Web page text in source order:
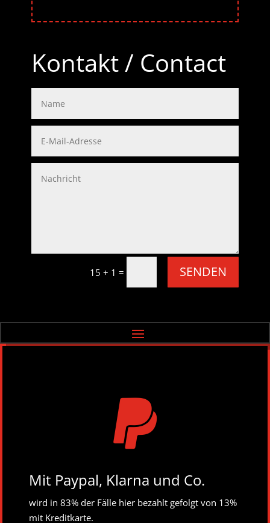
Kontakt / Contact
15 + 1 = SENDEN

Mit Paypal, Klarna und Co.
wird in 83% der Fälle hier bezahlt gefolgt von 13%
mit Kreditkarte.